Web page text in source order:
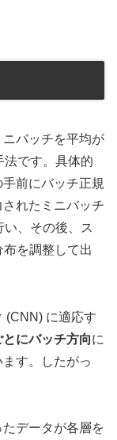
バッチを平均が
法です。具体的
前にバッチ正規
れたミニバッチ
、その後、ス
を調整して出
(CNN) に適応す
にバッチ方向に
す。したがっ
データが各層を